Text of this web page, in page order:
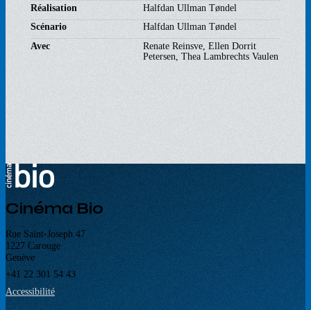
Réalisation
Halfdan Ullman Tøndel
Scénario
Halfdan Ullman Tøndel
Avec
Renate Reinsve, Ellen Dorrit
Petersen, Thea Lambrechts Vaulen
Cinéma Bio
Rue Saint-Joseph 47
1227 Carouge
Genève
+41 22 301 54 43
Accessibilité